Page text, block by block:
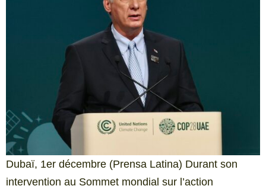
Dubaï, 1er décembre (Prensa Latina) Durant son
intervention au Sommet mondial sur l’action